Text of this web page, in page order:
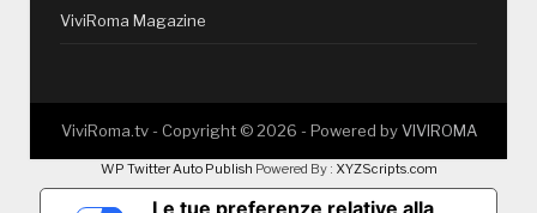
ViviRoma Magazine
ViviRoma.tv - Copyright ©2026 - Powered byVIVIROMA
WP Twitter Auto Publish Powered By : XYZScripts.com